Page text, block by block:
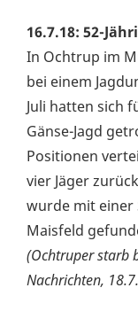
16.7.18: 52-
In Ochtrup im
bei einem
Juli hatten sich
Gänse-Jagd
Positionen
vier Jäger
wurde mit einer
Maisfeld
(Ochtruper starb
Nachrichten,